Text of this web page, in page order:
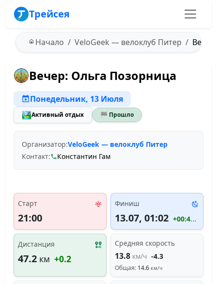
Трейсея
Начало VeloGeek — велоклуб Питер
Вечер: Ольга Позорница
Понедельник, 13 Июля
🏞️Активный отдых 🏁 Прошло
Организатор:VeloGeek — велоклуб Питер
Контакт:
Константин Гам
Старт
21:00
Финиш
13.07, 01:02 +00:47:05
Дистанция
47.2 км +0.2
Средняя скорость
13.8 км/ч -4.3
Общая: 14.6 км/ч